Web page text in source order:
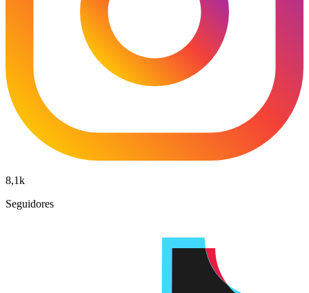
8,1k
Seguidores